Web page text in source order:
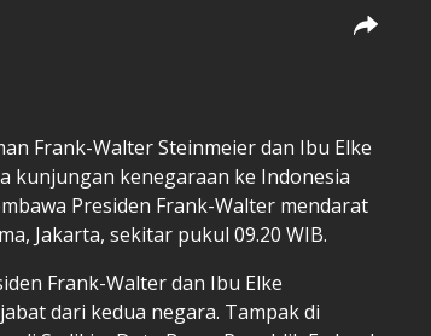
Frank-Walter Steinmeier dan Ibu Elke
kunjungan kenegaraan ke Indonesia
Presiden Frank-Walter mendarat
Jakarta, sekitar pukul 09.20 WIB.
Frank-Walter dan Ibu Elke
dari kedua negara. Tampak di